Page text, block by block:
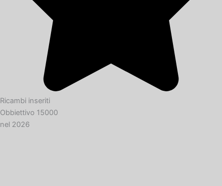
Ricambi inseriti
Obbiettivo 15000
nel 2026